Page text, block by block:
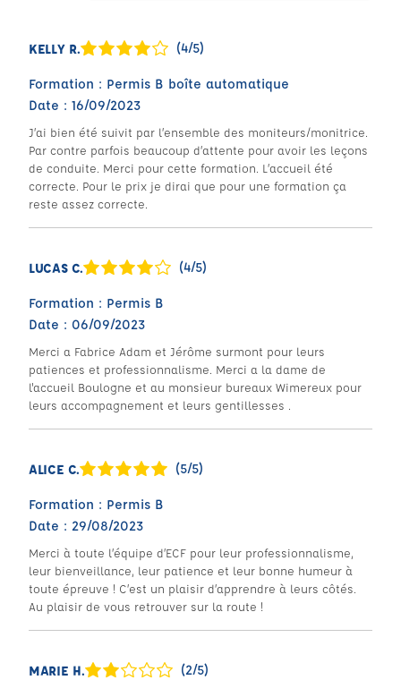
KELLY R. (4/5)
Formation : Permis B boîte automatique
Date : 16/09/2023
J’ai bien été suivit par l’ensemble des moniteurs/monitrice.
Par contre parfois beaucoup d’attente pour avoir les leçons
de conduite. Merci pour cette formation. L’accueil été
correcte. Pour le prix je dirai que pour une formation ça
reste assez correcte.
LUCAS C. (4/5)
Formation : Permis B
Date : 06/09/2023
Merci a Fabrice Adam et Jérôme surmont pour leurs
patiences et professionnalisme. Merci a la dame de
l'accueil Boulogne et au monsieur bureaux Wimereux pour
leurs accompagnement et leurs gentillesses .
ALICE C. (5/5)
Formation : Permis B
Date : 29/08/2023
Merci à toute l’équipe d’ECF pour leur professionnalisme,
leur bienveillance, leur patience et leur bonne humeur à
toute épreuve ! C’est un plaisir d’apprendre à leurs côtés.
Au plaisir de vous retrouver sur la route !
MARIE H. (2/5)